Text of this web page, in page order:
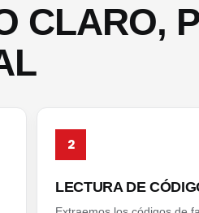
CLARO,
2
LECTURA DE